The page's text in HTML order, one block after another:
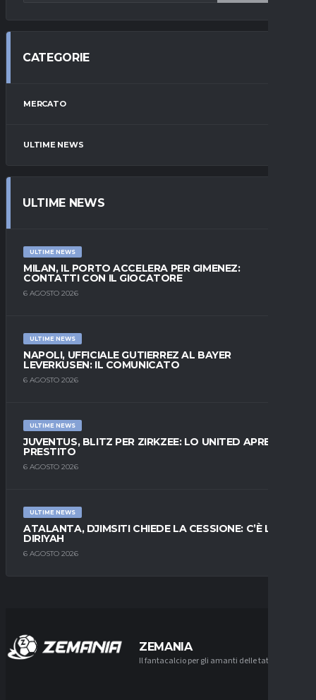
CATEGORIE
MERCATO
ULTIME NEWS
ULTIME NEWS
ULTIME NEWS
MILAN, IL PORTO ACCELERA PER GIMENEZ:
CONTATTI CON IL GIOCATORE
6 AGOSTO 2026
ULTIME NEWS
NAPOLI, UFFICIALE GUTIERREZ AL BAYER
LEVERKUSEN: IL COMUNICATO
6 AGOSTO 2026
ULTIME NEWS
JUVENTUS, BLITZ PER ZIRKZEE: LO UNITED APRE AL
PRESTITO
6 AGOSTO 2026
ULTIME NEWS
ATALANTA, DJIMSITI CHIEDE LA CESSIONE: C’È L’AL-
DIRIYAH
6 AGOSTO 2026
ZEMANIA
Il fantacalcio per gli amanti delle tattiche